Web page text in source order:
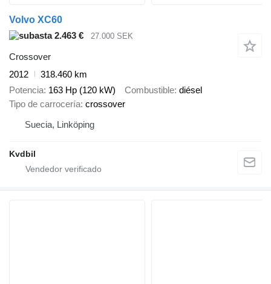
Volvo XC60
2.463 €
27.000 SEK
Crossover
2012
318.460 km
Potencia 163 Hp (120 kW) Combustible diésel
Tipo de carrocería crossover
Suecia, Linköping
Kvdbil